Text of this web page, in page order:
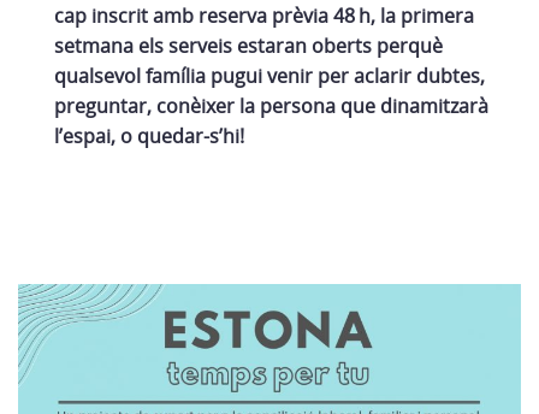
cap inscrit amb reserva prèvia 48 h, la primera
setmana els serveis estaran oberts perquè
qualsevol família pugui venir per aclarir dubtes,
preguntar, conèixer la persona que dinamitzarà
l’espai, o quedar-s’hi!